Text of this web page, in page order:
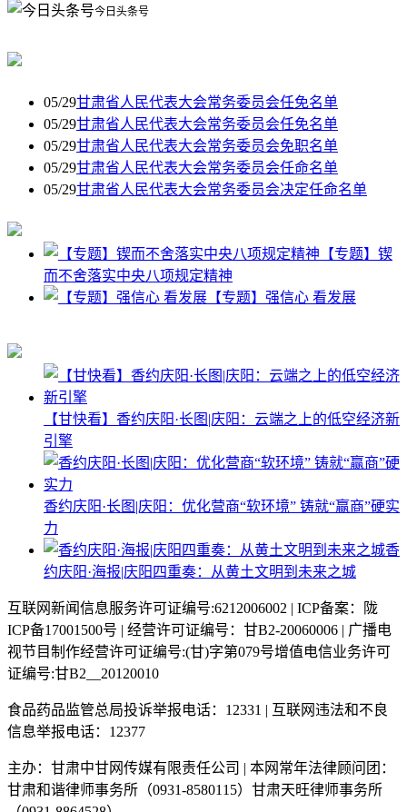
今日头条号
05/29甘肃省人民代表大会常务委员会任免名单
05/29甘肃省人民代表大会常务委员会任免名单
05/29甘肃省人民代表大会常务委员会免职名单
05/29甘肃省人民代表大会常务委员会任命名单
05/29甘肃省人民代表大会常务委员会决定任命名单
【专题】锲
而不舍落实中央八项规定精神
【专题】强信心 看发展
【甘快看】香约庆阳·长图|庆阳：云端之上的低空经济新
引擎
香约庆阳·长图|庆阳：优化营商“软环境” 铸就“赢商”硬实
力
香
约庆阳·海报|庆阳四重奏：从黄土文明到未来之城
互联网新闻信息服务许可证编号:6212006002 | ICP备案：陇
ICP备17001500号 | 经营许可证编号：甘B2-20060006 | 广播电
视节目制作经营许可证编号:(甘)字第079号增值电信业务许可
证编号:甘B2__20120010
食品药品监管总局投诉举报电话：12331 | 互联网违法和不良
信息举报电话：12377
主办：甘肃中甘网传媒有限责任公司 | 本网常年法律顾问团：
甘肃和谐律师事务所（0931-8580115）甘肃天旺律师事务所